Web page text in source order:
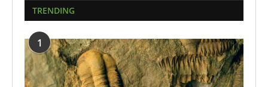
TRENDING
1